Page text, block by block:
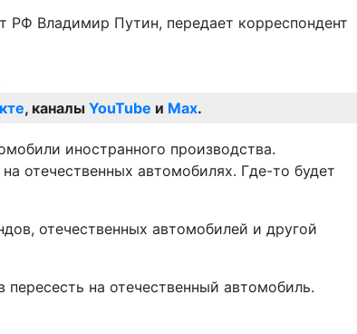
РФ Владимир Путин, передает корреспондент
, каналы YouTube и Max.
иностранного производства.
отечественных автомобилях. Где-то будет
отечественных автомобилей и другой
на отечественный автомобиль.